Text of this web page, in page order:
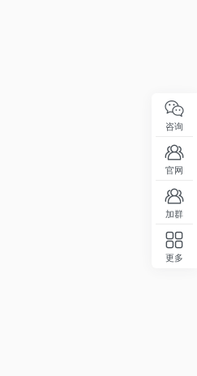
咨询
官网
加群
更多